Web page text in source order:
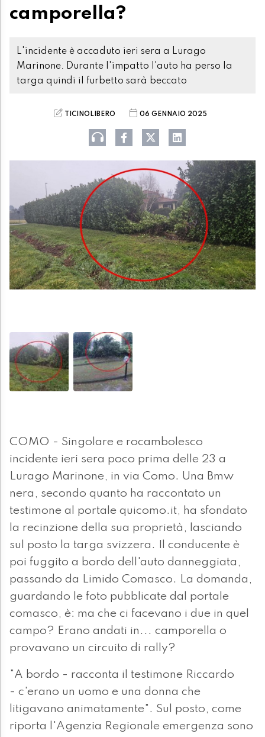
camporella?
L'incidente è accaduto ieri sera a Lurago
Marinone. Durante l'impatto l'auto ha perso la
targa quindi il furbetto sarà beccato
TICINOLIBERO 06 GENNAIO 2025
COMO - Singolare e rocambolesco
incidente ieri sera poco prima delle 23 a
Lurago Marinone, in via Como. Una Bmw
nera, secondo quanto ha raccontato un
testimone al portale quicomo.it, ha sfondato
la recinzione della sua proprietà, lasciando
sul posto la targa svizzera. Il conducente è
poi fuggito a bordo dell'auto danneggiata,
passando da Limido Comasco. La domanda,
guardando le foto pubblicate dal portale
comasco, è: ma che ci facevano i due in quel
campo? Erano andati in... camporella o
provavano un circuito di rally?
"A bordo - racconta il testimone Riccardo
- c'erano un uomo e una donna che
litigavano animatamente". Sul posto, come
riporta l'Agenzia Regionale emergenza sono